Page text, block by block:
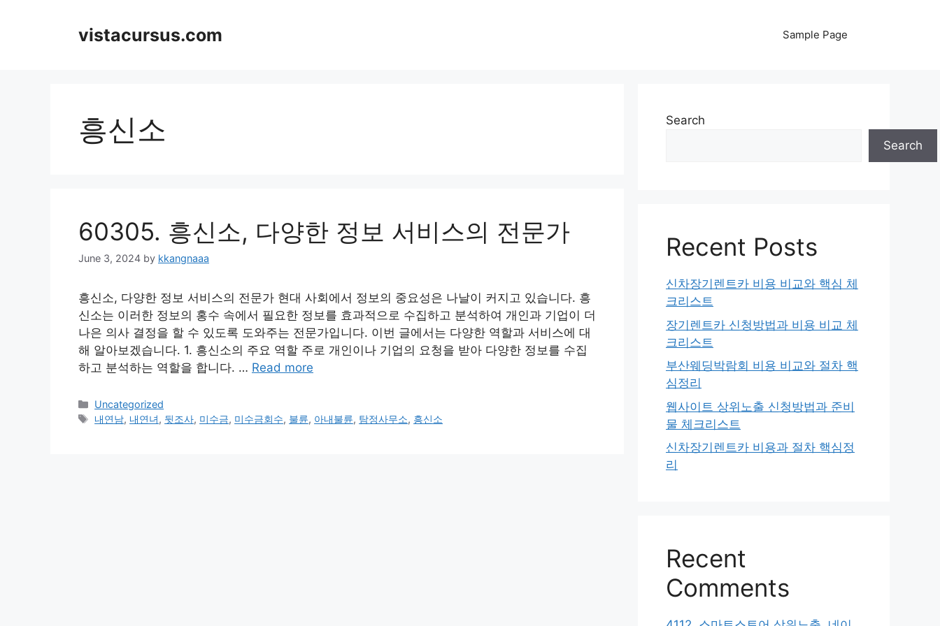
vistacursus.com Sample Page
흥신소
60305. 흥신소, 다양한 정보 서비스의 전문가
June 3, 2024 by kkangnaaa
흥신소, 다양한 정보 서비스의 전문가 현대 사회에서 정보의 중요성은 나날이 커지고 있습니다. 흥
신소는 이러한 정보의 홍수 속에서 필요한 정보를 효과적으로 수집하고 분석하여 개인과 기업이 더
나은 의사 결정을 할 수 있도록 도와주는 전문가입니다. 이번 글에서는 다양한 역할과 서비스에 대
해 알아보겠습니다. 1. 흥신소의 주요 역할 주로 개인이나 기업의 요청을 받아 다양한 정보를 수집
하고 분석하는 역할을 합니다. … Read more
Categories
Uncategorized
Tags
내연남, 내연녀, 뒷조사, 미수금, 미수금회수, 불륜, 아내불륜, 탐정사무소, 흥신소
Search
Search
Recent Posts
신차장기렌트카 비용 비교와 핵심 체
크리스트
장기렌트카 신청방법과 비용 비교 체
크리스트
부산웨딩박람회 비용 비교와 절차 핵
심정리
웹사이트 상위노출 신청방법과 준비
물 체크리스트
신차장기렌트카 비용과 절차 핵심정
리
Recent
Comments